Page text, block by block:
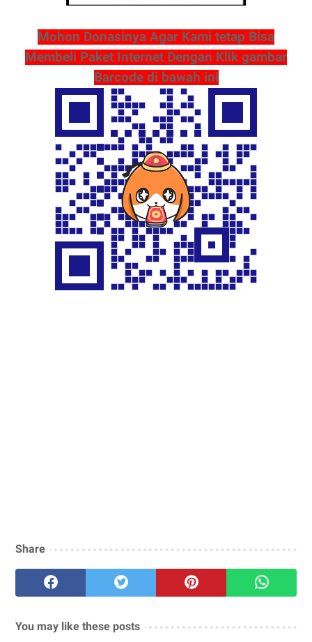
Mohon Donasinya Agar Kami tetap Bisa
Membeli Paket Internet Dengan Klik gambar
Barcode di bawah ini
Share
You may like these posts